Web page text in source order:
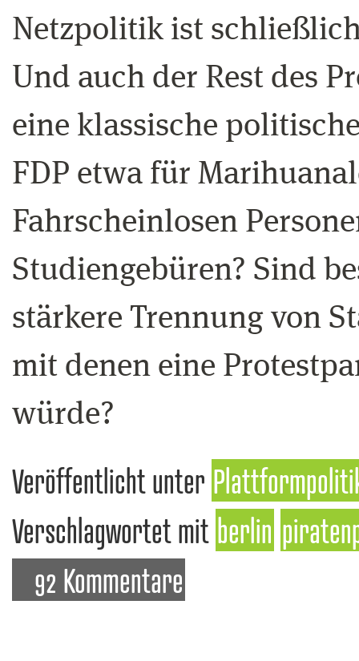
Netzpolitik ist
Und auch der Rest des
eine klassische
FDP etwa für
Fahrscheinlosen
Studiengebüren? Sind
stärkere Trennung von
mit denen eine
würde?
Veröffentlicht unter
Verschlagwortet mit berlin
92 Kommentare